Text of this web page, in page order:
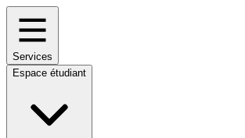
Services
Espace étudiant